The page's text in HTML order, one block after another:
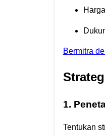
Bermitra
1.
Tentukan